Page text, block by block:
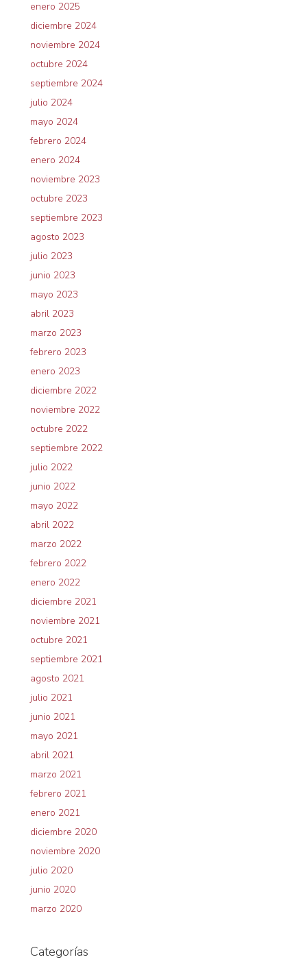
enero 2025
diciembre 2024
noviembre 2024
octubre 2024
septiembre 2024
julio 2024
mayo 2024
febrero 2024
enero 2024
noviembre 2023
octubre 2023
septiembre 2023
agosto 2023
julio 2023
junio 2023
mayo 2023
abril 2023
marzo 2023
febrero 2023
enero 2023
diciembre 2022
noviembre 2022
octubre 2022
septiembre 2022
julio 2022
junio 2022
mayo 2022
abril 2022
marzo 2022
febrero 2022
enero 2022
diciembre 2021
noviembre 2021
octubre 2021
septiembre 2021
agosto 2021
julio 2021
junio 2021
mayo 2021
abril 2021
marzo 2021
febrero 2021
enero 2021
diciembre 2020
noviembre 2020
julio 2020
junio 2020
marzo 2020
Categorías